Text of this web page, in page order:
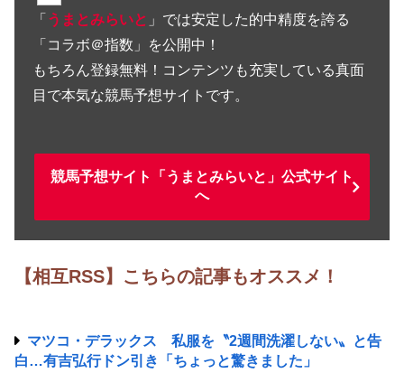
「 うまとみらいと 」では安定した的中精度を誇る
「コラボ＠指数」を公開中！
もちろん登録無料！コンテンツも充実している真面
目で本気な競馬予想サイトです。
競馬予想サイト「うまとみらいと」公式サイト
へ
【相互RSS】こちらの記事もオススメ！
マツコ・デラックス 私服を〝2週間洗濯しない〟と告
白…有吉弘行ドン引き「ちょっと驚きました」